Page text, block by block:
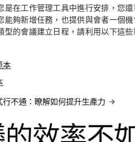
是在工作管理工具中進行安排，您
能夠新增任務，也提供與會者一個
型的會議建立日程，請利用以下這些
本
行不通：瞭解如何提升生產力